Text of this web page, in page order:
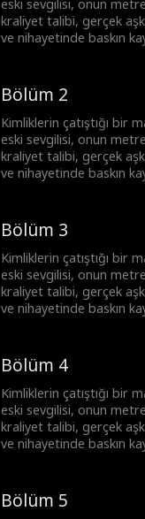
eski sevgilisi, onun
kraliyet talibi, gerçek
ve nihayetinde baskın
Bölüm 2
Kimliklerin çatıştığı bir
eski sevgilisi, onun
kraliyet talibi, gerçek
ve nihayetinde baskın
Bölüm 3
Kimliklerin çatıştığı bir
eski sevgilisi, onun
kraliyet talibi, gerçek
ve nihayetinde baskın
Bölüm 4
Kimliklerin çatıştığı bir
eski sevgilisi, onun
kraliyet talibi, gerçek
ve nihayetinde baskın
Bölüm 5